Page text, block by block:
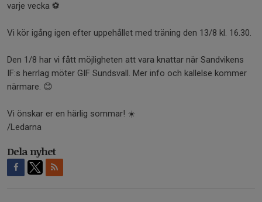
varje vecka ⚽️
Vi kör igång igen efter uppehållet med träning den 13/8 kl. 16.30.
Den 1/8 har vi fått möjligheten att vara knattar när Sandvikens
IF:s herrlag möter GIF Sundsvall. Mer info och kallelse kommer
närmare. 😊
Vi önskar er en härlig sommar! ☀️
/Ledarna
Dela nyhet